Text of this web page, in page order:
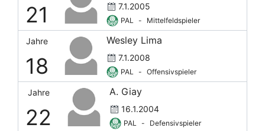
21 7.1.2005
PAL - Mittelfeldspieler
Jahre
18
Wesley Lima
7.1.2008
PAL - Offensivspieler
Jahre
22
A. Giay
16.1.2004
PAL - Defensivspieler